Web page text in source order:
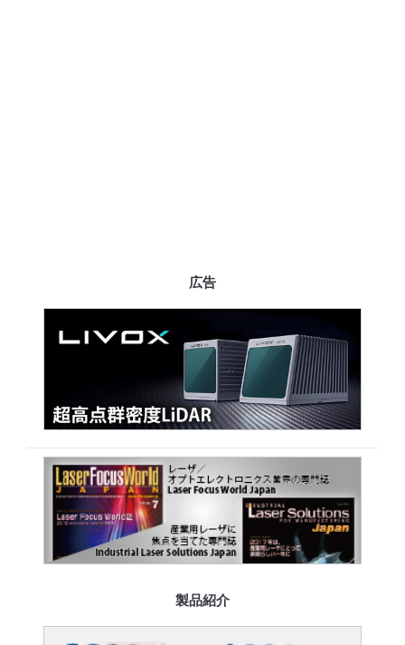
広告
製品紹介